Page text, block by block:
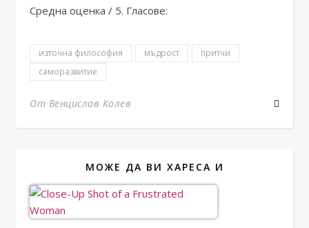
Средна оценка / 5. Гласове:
източна философия мъдрост
притчи
саморазвитие
От Венцислав Колев
МОЖЕ ДА ВИ ХАРЕСА И